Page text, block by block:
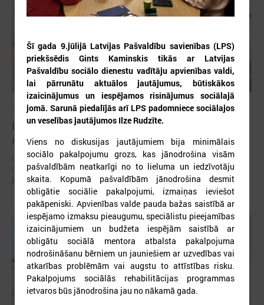
2026. gada 30. jūlijs
Latvijas Pašvaldību savienības un Iekšlietu
ministrijas sarunas
Latvijas Pašvaldību savienība aicina piedalīties Iekšlietu ministrijas un
Latvijas Pašvaldību savienības sarunās, kas notiks šī gada 5. augustā
plkst. 14:30 LPS 4. stāva zālē (Mazā Pils iela 1, Rīga).
Šī gada 9.jūlijā Latvijas Pašvaldību savienības (LPS)
priekšsēdis Gints Kaminskis tikās ar Latvijas
Pašvaldību sociālo dienestu vadītāju apvienības valdi,
lai pārrunātu aktuālos jautājumus, būtiskākos
izaicinājumus un iespējamos risinājumus sociālajā
jomā. Sarunā piedalījās arī LPS padomniece sociālajos
un veselības jautājumos Ilze Rudzīte.
Viens no diskusijas jautājumiem bija minimālais
sociālo pakalpojumu grozs, kas jānodrošina visām
pašvaldībām neatkarīgi no to lieluma un iedzīvotāju
skaita. Kopumā pašvaldībām jānodrošina desmit
obligātie sociālie pakalpojumi, izmaiņas ieviešot
pakāpeniski. Apvienības valde pauda bažas saistībā ar
iespējamo izmaksu pieaugumu, speciālistu pieejamības
izaicinājumiem un budžeta iespējām saistībā ar
obligātu sociālā mentora atbalsta pakalpojuma
nodrošināšanu bērniem un jauniešiem ar uzvedības vai
atkarības problēmām vai augstu to attīstības risku.
Pakalpojums sociālās rehabilitācijas programmas
ietvaros būs jānodrošina jau no nākamā gada.